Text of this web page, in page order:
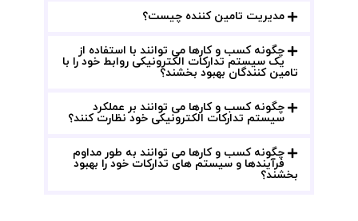
مدیریت تامین کننده چیست؟
چگونه کسب و کارها می توانند با استفاده از
یک سیستم تدارکات الکترونیکی روابط خود را با
تامین کنندگان بهبود بخشند؟
چگونه کسب و کارها می توانند بر عملکرد
سیستم تدارکات الکترونیکی خود نظارت کنند؟
چگونه کسب و کارها می توانند به طور مداوم
فرآیندها و سیستم های تدارکات خود را بهبود
بخشند؟